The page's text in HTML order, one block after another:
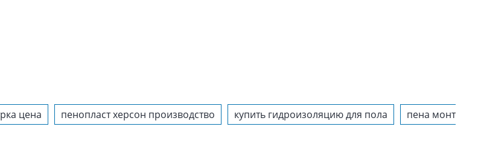
цена пенопласт херсон производство купить гидроизоляцию для пола пена